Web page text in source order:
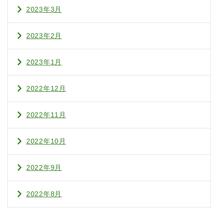
2023年3月
2023年2月
2023年1月
2022年12月
2022年11月
2022年10月
2022年9月
2022年8月